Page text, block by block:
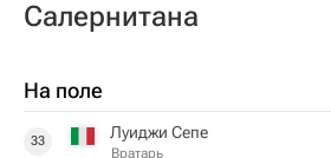
Салернитана
На поле
33 Луиджи Сепе
Вратарь